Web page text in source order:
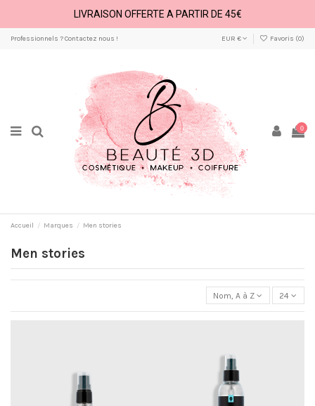
LIVRAISON OFFERTE A PARTIR DE 45€
Professionnels ? Contactez nous ! EUR € Favoris (0)
0
Accueil Marques Men stories
Men stories
Nom, A à Z 24